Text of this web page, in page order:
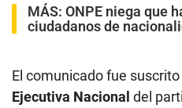
MÁS: ONPE niega que
ciudadanos de
El comunicado fue suscrito
Ejecutiva Nacional del